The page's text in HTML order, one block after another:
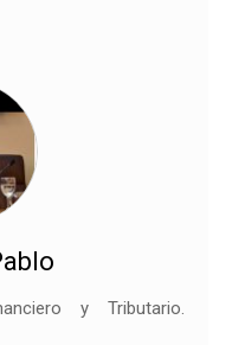
y Tributario.